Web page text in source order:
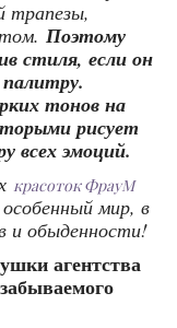
трапезы,
Поэтому
стиля, если он
тонов на
рисует
всех эмоций.
красоток ФрауМ
мир, в
и обыденности!
агентства